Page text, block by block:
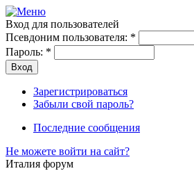
Вход для пользователей
Псевдоним пользователя: *
Пароль: *
Зарегистрироваться
Забыли свой пароль?
Последние сообщения
Не можете войти на сайт?
Италия форум